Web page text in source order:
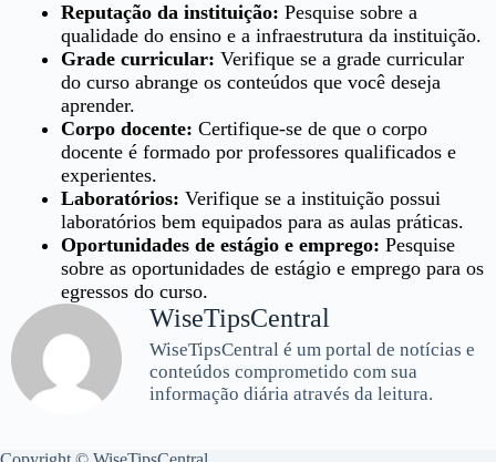
Reputação da instituição: Pesquise sobre a
qualidade do ensino e a infraestrutura da instituição.
Grade curricular: Verifique se a grade curricular
do curso abrange os conteúdos que você deseja
aprender.
Corpo docente: Certifique-se de que o corpo
docente é formado por professores qualificados e
experientes.
Laboratórios: Verifique se a instituição possui
laboratórios bem equipados para as aulas práticas.
Oportunidades de estágio e emprego: Pesquise
sobre as oportunidades de estágio e emprego para os
egressos do curso.
WiseTipsCentral
WiseTipsCentral é um portal de notícias e
conteúdos comprometido com sua
informação diária através da leitura.